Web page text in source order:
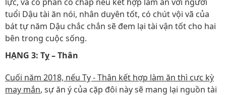
tuổi Dậu tài ăn nói, nhân duyên tốt, có chút vội vã của
bát tự năm Dậu chắc chắn sẽ đem lại tài vận tốt cho hai
bên trong cuộc sống.
HẠNG 3: Tỵ – Thân
Cuối năm 2018, nếu Tỵ - Thân kết hợp làm ăn thì cực kỳ
may mắn, sự ăn ý của cặp đôi này sẽ mang lại nguồn tài